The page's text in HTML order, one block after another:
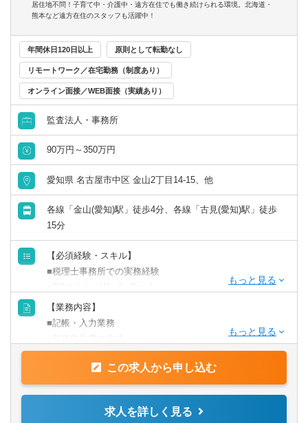
日はその分早く退社できる制度です（8:00出勤の場合、
日に利用することで、無理なく通学することが可能です。
【その他】
成になります。事業部によってクライアントの規模や業界
に違いはありません。
スタッフ→シニアスタッフ→アシスタントマネージャー→
マネージャー→シニアマネージャー→パートナー
※リモートワークについて※
常事態宣言下は更に柔軟に対応）
応が可能となっております。
記載の水準は2025年1月～となります。（改定予定）
居住地不問！子育て中・介護中・遠方在住でも働き続けられる環境。北海道・
熊本など遠方在住のスタッフも活躍中！
年間休日120日以上 原則として転勤なし
リモートワーク／在宅勤務（制度あり）
オンライン面接／WEB面接（実績あり）
監査法人・事務所
90万円～350万円
愛知県 名古屋市中区 金山2丁目14-15、他
各線「金山(愛知)駅」徒歩4分、各線「古見(愛知)駅」徒歩
15分
【必須経験・スキル】
■税理士事務所での実務経験
■PCスキル（Word・Excel）
■週4～5日勤務できる方
■税理士試験科目合格者・有資格者
■クラウド会計（MF・freee等）の使用経験
【求める人物像】
【業務内容】
■記帳・入力業務
■担当顧客への対応 （オンライン）
※スキャン・紙の処理業務はなし
この求人から申し込む
求人を詳しく見る
大阪府 兵庫県
奈良県
中国・四国
岡山県 広島県
山口県 徳島県
香川県
高知県
九州・沖縄
福岡県 佐賀県
管理部門アシスタント
事務／アシスタント